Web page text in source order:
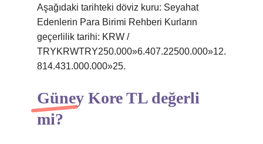
Aşağıdaki tarihteki döviz kuru: Seyahat
Edenlerin Para Birimi Rehberi Kurların
geçerlilik tarihi: KRW /
TRYKRWTRY250.000»6.407.22500.000»12.
814.431.000.000»25.
Güney Kore TL değerli
mi?